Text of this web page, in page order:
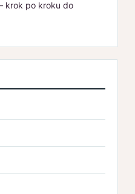
krok po kroku do